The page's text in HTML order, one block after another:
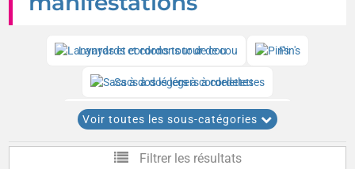
Lanyards et cordons tour de cou Pin's
Sacs à dos légers à cordelettes
Bodywarmers et vestes sans manches
Casquettes - les meilleures ventes -
Voir toutes les sous-catégories
Filtrer les résultats